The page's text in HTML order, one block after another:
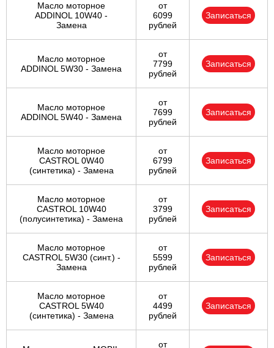
Масло моторное
ADDINOL 10W40 -
Замена
от
6099
рублей
Записаться
Масло моторное
ADDINOL 5W30 - Замена
от
7799
рублей
Записаться
Масло моторное
ADDINOL 5W40 - Замена
от
7699
рублей
Записаться
Масло моторное
CASTROL 0W40
(синтетика) - Замена
от
6799
рублей
Записаться
Масло моторное
CASTROL 10W40
(полусинтетика) - Замена
от
3799
рублей
Записаться
Масло моторное
CASTROL 5W30 (синт.) -
Замена
от
5599
рублей
Записаться
Масло моторное
CASTROL 5W40
(синтетика) - Замена
от
4499
рублей
Записаться
от